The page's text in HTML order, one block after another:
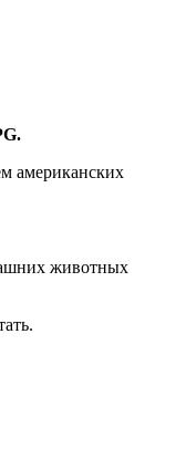
американских
животных